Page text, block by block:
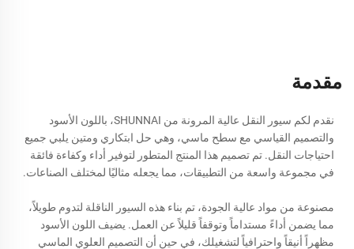
مقدمة
نقدم لكم سيور النقل عالية المرونة من SHUNNAI، باللون الأسود
والتصميم القياسي مع سطح ماسي، وهي حل ابتكاري ومتين يلبي جميع
احتياجات النقل. تم تصميم هذا المنتج المتطور لتوفير أداء وكفاءة فائقة
في مجموعة واسعة من التطبيقات، مما يجعله مثاليًا لمختلف الصناعات.
مصنوعة من مواد عالية الجودة، تم بناء هذه السيور الناقلة لتدوم طويلاً،
مما يضمن أداءً مستداماً وتوقفاً قليلاً عن العمل. يضيف اللون الأسود
مظهراً أنيقاً واحترافياً لتشغيلك، في حين أن التصميم العلوي الماسي